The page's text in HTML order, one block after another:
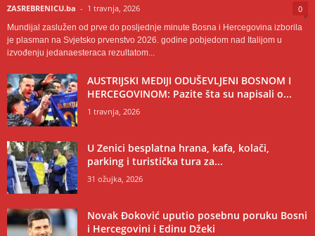
ZASREBRENICU.ba - 1 travnja, 2026 0
Mundijal zaslužen od prve do posljednje minute Bosna i Hercegovina izborila
je plasman na Svjetsko prvenstvo 2026. godine pobjedom nad Italijom u
izvođenju jedanaesteraca rezultatom...
AUSTRIJSKI MEDIJI ODUŠEVLJENI BOSNOM I
HERCEGOVINOM: Pazite šta su napisali o...
1 travnja, 2026
U Zenici besplatna hrana, kafa, kolači,
parking i turistička tura za...
31 ožujka, 2026
Novak Đoković uputio posebnu poruku Bosni
i Hercegovini i Edinu Džeki